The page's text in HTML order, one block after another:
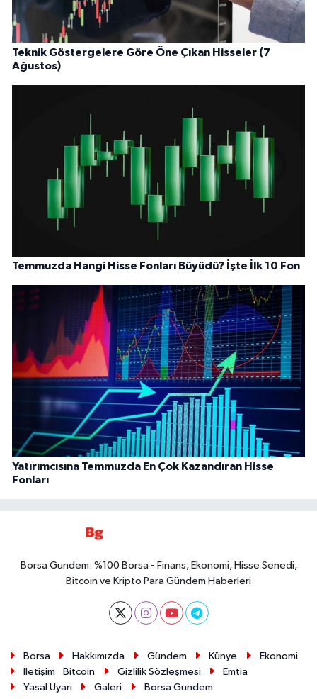
Teknik Göstergelere Göre Öne Çıkan Hisseler (7
Ağustos)
Temmuzda Hangi Hisse Fonları Büyüdü? İşte İlk 10 Fon
Yatırımcısına Temmuzda En Çok Kazandıran Hisse
Fonları
Borsa Gundem: %100 Borsa - Finans, Ekonomi, Hisse Senedi,
Bitcoin ve Kripto Para Gündem Haberleri
Borsa Hakkımızda Gündem Künye
Ekonomi
İletişim
Bitcoin Gizlilik Sözleşmesi
Emtia
Yasal Uyarı
Galeri Borsa Gundem